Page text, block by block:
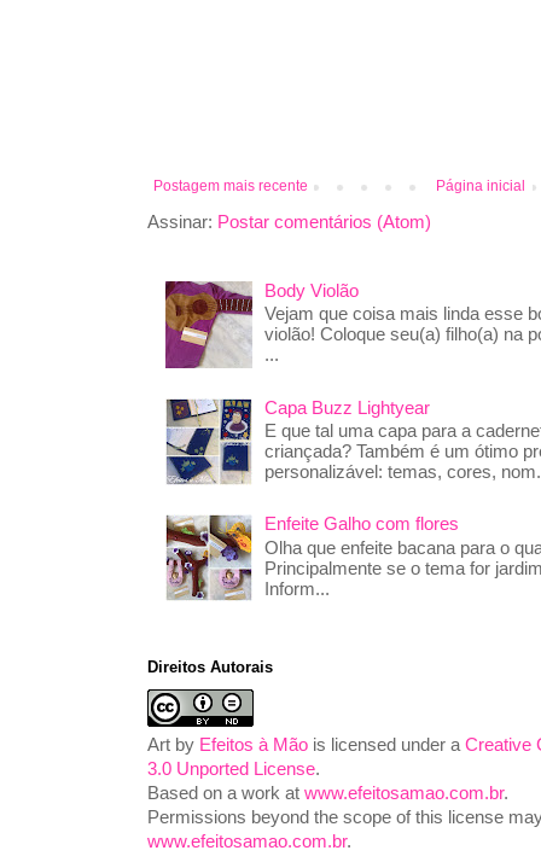
Postagem mais recente Página inicial
Assinar: Postar comentários (Atom)
Body Violão
Vejam que coisa mais linda esse
violão! Coloque seu(a) filho(a) na
...
Capa Buzz Lightyear
E que tal uma capa para a
criançada? Também é um ótimo
personalizável: temas, cores,
Enfeite Galho com flores
Olha que enfeite bacana para o
Principalmente se o tema for
Inform...
Direitos Autorais
Art by Efeitos à Mão is licensed under a Creative
3.0 Unported License.
Based on a work at www.efeitosamao.com.br.
Permissions beyond the scope of this license
www.efeitosamao.com.br.